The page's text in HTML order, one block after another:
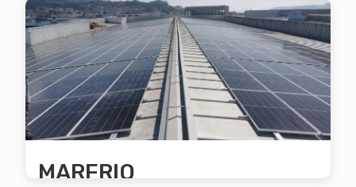
Se produce un aprovechamiento
fotovoltaico del 96%. El ahorro anual en la
factura de la luz es del 10%, lo que
equivale a 38.126€ el primer año y
1.050.134€ a los 25 años.
MARFRIO